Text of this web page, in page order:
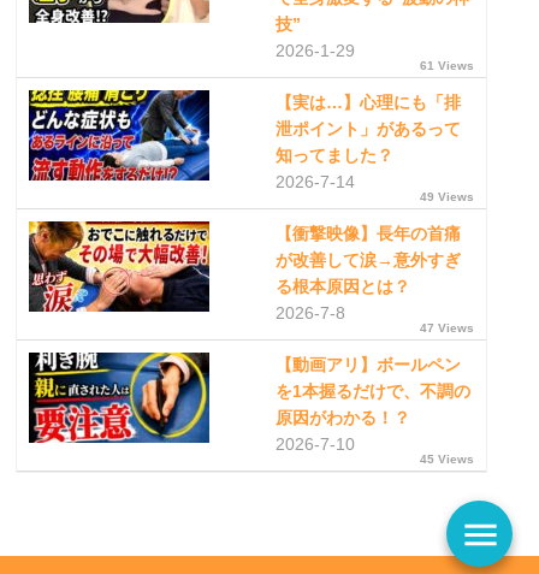
技”
2026-1-29
61 Views
【実は…】心理にも「排
泄ポイント」があるって
知ってました？
2026-7-14
49 Views
【衝撃映像】長年の首痛
が改善して涙→意外すぎ
る根本原因とは？
2026-7-8
47 Views
【動画アリ】ボールペン
を1本握るだけで、不調の
原因がわかる！？
2026-7-10
45 Views
menu